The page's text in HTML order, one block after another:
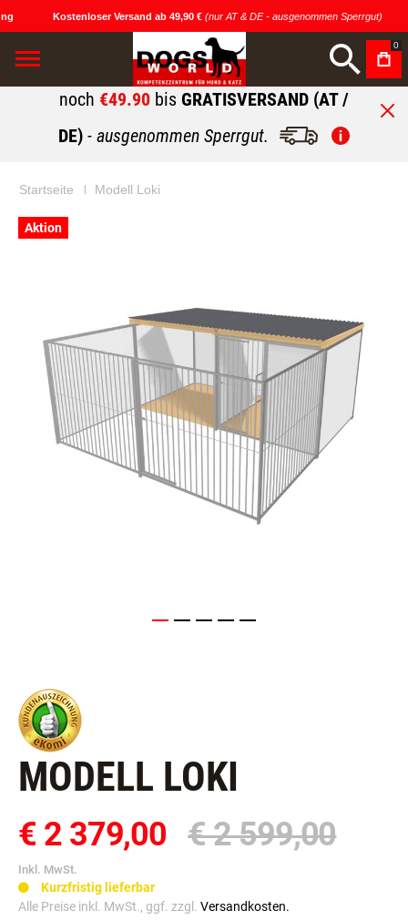
Kostenloser Versand ab 49,90 €(nur AT & DE - ausgenommen Sperrgut)
0
noch €49.90 bis GRATISVERSAND (AT /
DE) - ausgenommen Sperrgut.
Startseite Modell Loki
MODELL LOKI
€ 2 379,00 € 2 599,00
Inkl. MwSt.
Kurzfristig lieferbar
Alle Preise inkl. MwSt., ggf. zzgl. Versandkosten.
Zum
Ende
Zum
Anfang
Aktion